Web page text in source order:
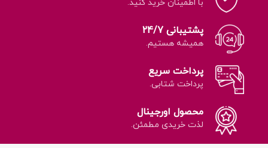
با اطمینان خرید کنید.
پشتیبانی 24/7
همیشه هستیم.
پرداخت سریع
پرداخت شتابی.
محصول اورجینال
لذت خریدی مطمئن.